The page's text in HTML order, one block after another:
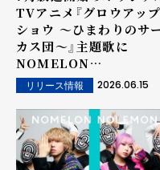
TVアニメ『グロウアップ
ショウ ～ひまわりのサ
カス団～』主題歌に
NOMELON
NOLEMON「ユラリユレ
ル」（OP）と
Aooo「DAYS!」（ED）
定！両楽曲メンバーの"
キ"が作詞作曲を担当！
リリース情報 2026.06.15